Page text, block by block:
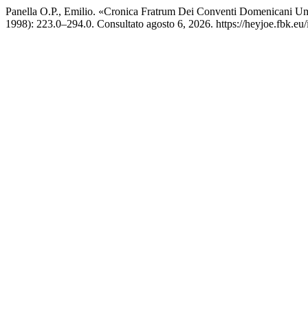
Panella O.P., Emilio. «Cronica Fratrum Dei Conventi Domenicani
1998): 223.0–294.0. Consultato agosto 6, 2026. https://